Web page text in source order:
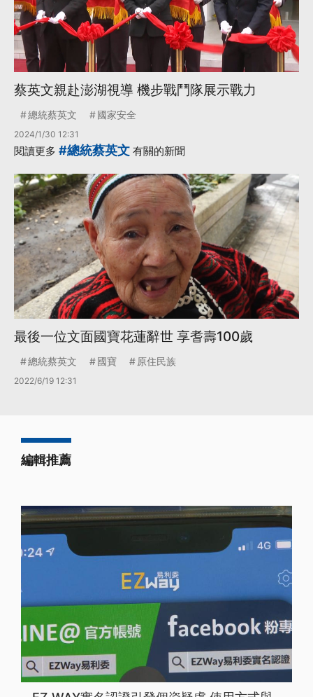
蔡英文親赴澎湖視導 機步戰鬥隊展示戰力
總統蔡英文 國家安全
2024/1/30 12:31
閱讀更多 #總統蔡英文 有關的新聞
最後一位文面國寶花蓮辭世 享耆壽100歲
總統蔡英文 國寶 原住民族
2022/6/19 12:31
編輯推薦